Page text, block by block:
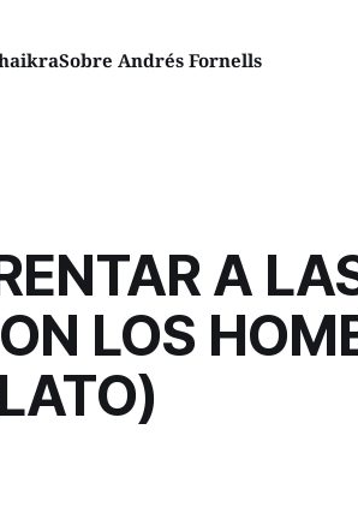
Sobre Andrés Fornells
A
LOS